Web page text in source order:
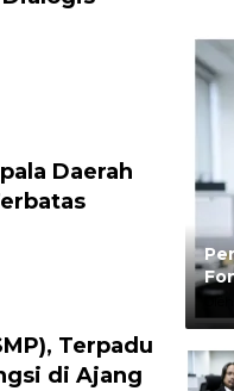
Daerah
Terpadu
di Ajang